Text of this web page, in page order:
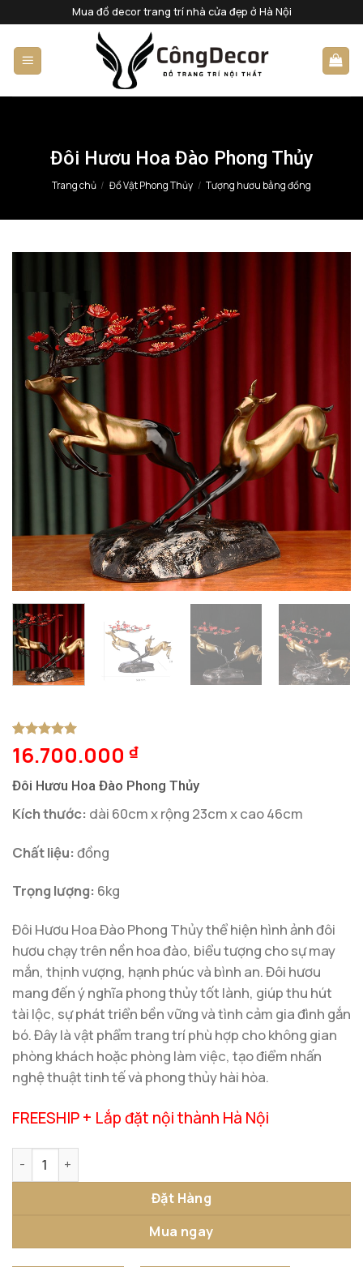
qua
nội
dung
Mua đồ decor trang trí nhà cửa đẹp ở Hà Nội
Đôi Hươu Hoa Đào Phong Thủy
Trang chủ / Đồ Vật Phong Thủy / Tượng hươu bằng đồng
5trên 5
dựa trên
1
16.700.000 ₫
Đôi Hươu Hoa Đào Phong Thủy
Kích thước: dài 60cm x rộng 23cm x cao 46cm
Chất liệu: đồng
Trọng lượng: 6kg
Đôi Hươu Hoa Đào Phong Thủy thể hiện hình ảnh đôi
hươu chạy trên nền hoa đào, biểu tượng cho sự may
mắn, thịnh vượng, hạnh phúc và bình an. Đôi hươu
mang đến ý nghĩa phong thủy tốt lành, giúp thu hút
tài lộc, sự phát triển bền vững và tình cảm gia đình gắn
bó. Đây là vật phẩm trang trí phù hợp cho không gian
phòng khách hoặc phòng làm việc, tạo điểm nhấn
nghệ thuật tinh tế và phong thủy hài hòa.
FREESHIP + Lắp đặt nội thành Hà Nội
Đôi Hươu Hoa Đào Phong Thủy số lượng
Đặt Hàng
Mua ngay